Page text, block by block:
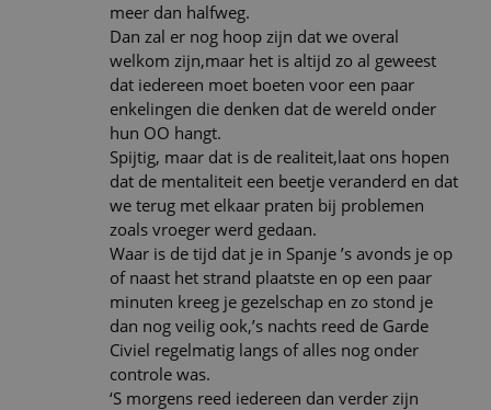
meer dan halfweg.
Dan zal er nog hoop zijn dat we overal
welkom zijn,maar het is altijd zo al geweest
dat iedereen moet boeten voor een paar
enkelingen die denken dat de wereld onder
hun OO hangt.
Spijtig, maar dat is de realiteit,laat ons hopen
dat de mentaliteit een beetje veranderd en dat
we terug met elkaar praten bij problemen
zoals vroeger werd gedaan.
Waar is de tijd dat je in Spanje ’s avonds je op
of naast het strand plaatste en op een paar
minuten kreeg je gezelschap en zo stond je
dan nog veilig ook,’s nachts reed de Garde
Civiel regelmatig langs of alles nog onder
controle was.
‘S morgens reed iedereen dan verder zijn